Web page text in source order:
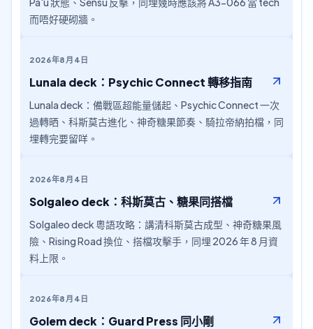
而唔好硬砌牆。
2026年8月4日
Lunala deck：Psychic Connect 轉移指南
Lunala deck：備戰區超能量儲起、Psychic Connect 一次
過轉晒、科斯莫古進化、神奇糖果節奏、騎拉帝納拍檔，同
埋轉完要留咩。
2026年8月4日
Solgaleo deck：科斯莫古、糖果同搭檔
Solgaleo deck 粵語攻略：講清科斯莫古成型、神奇糖果風
險、Rising Road 換位、搭檔攻擊手，同埋 2026 年 8 月資
料上限。
2026年8月4日
Golem deck：Guard Press 同小剛